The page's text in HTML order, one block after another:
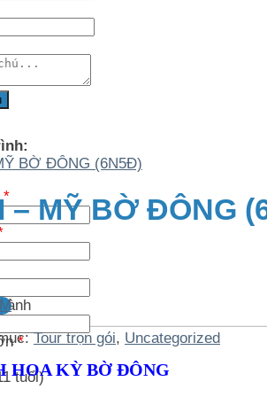
BỜ ĐÔNG (6N5Đ)
*
*
tuổi)
– MỸ BỜ ĐÔNG
Tour trọn gói, Uncategorized
HOA KỲ BỜ ĐÔNG